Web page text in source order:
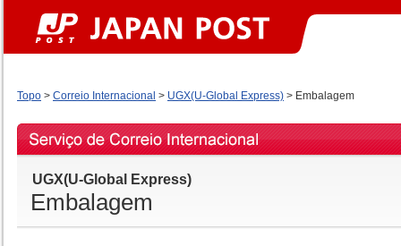
Topo > Correio Internacional > UGX(U-Global Express) > Embalagem
UGX(U-Global Express)
Embalagem